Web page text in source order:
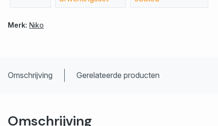
Merk: Niko
Omschrijving Gerelateerde producten
Omschrijving